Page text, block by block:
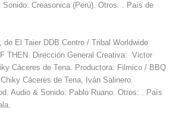
Sonido: Creasonica (Perú). Otros: . País de
de El Taier DDB Centro / Tribal Worldwide
THEN. Dirección General Creativa: Victor
Cáceres de Tena. Productora: Filmico / BBQ
Cáceres de Tena, Iván Salinero.
Audio & Sonido: Pablo Ruano. Otros: . País